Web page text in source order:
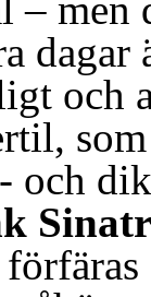
dagar
och
och